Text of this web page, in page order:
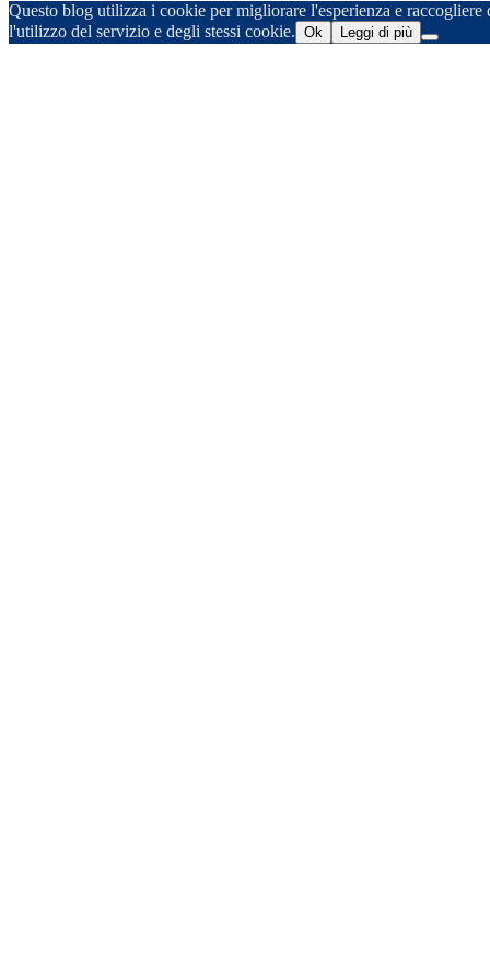
Questo blog utilizza i cookie per migliorare l'esperienza e
l'utilizzo del servizio e degli stessi cookie. Ok Leggi di più